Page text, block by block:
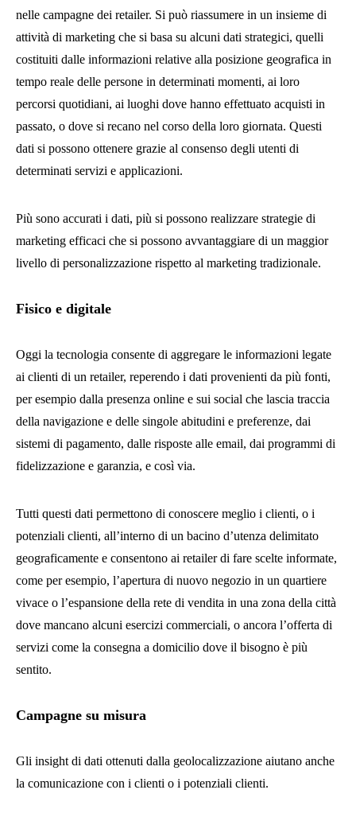
nelle campagne dei retailer. Si può riassumere in un insieme di
attività di marketing che si basa su alcuni dati strategici, quelli
costituiti dalle informazioni relative alla posizione geografica in
tempo reale delle persone in determinati momenti, ai loro
percorsi quotidiani, ai luoghi dove hanno effettuato acquisti in
passato, o dove si recano nel corso della loro giornata. Questi
dati si possono ottenere grazie al consenso degli utenti di
determinati servizi e applicazioni.
Più sono accurati i dati, più si possono realizzare strategie di
marketing efficaci che si possono avvantaggiare di un maggior
livello di personalizzazione rispetto al marketing tradizionale.
Fisico e digitale
Oggi la tecnologia consente di aggregare le informazioni legate
ai clienti di un retailer, reperendo i dati provenienti da più fonti,
per esempio dalla presenza online e sui social che lascia traccia
della navigazione e delle singole abitudini e preferenze, dai
sistemi di pagamento, dalle risposte alle email, dai programmi di
fidelizzazione e garanzia, e così via.
Tutti questi dati permettono di conoscere meglio i clienti, o i
potenziali clienti, all’interno di un bacino d’utenza delimitato
geograficamente e consentono ai retailer di fare scelte informate,
come per esempio, l’apertura di nuovo negozio in un quartiere
vivace o l’espansione della rete di vendita in una zona della città
dove mancano alcuni esercizi commerciali, o ancora l’offerta di
servizi come la consegna a domicilio dove il bisogno è più
sentito.
Campagne su misura
Gli insight di dati ottenuti dalla geolocalizzazione aiutano anche
la comunicazione con i clienti o i potenziali clienti.